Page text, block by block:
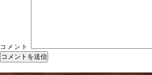
コメント